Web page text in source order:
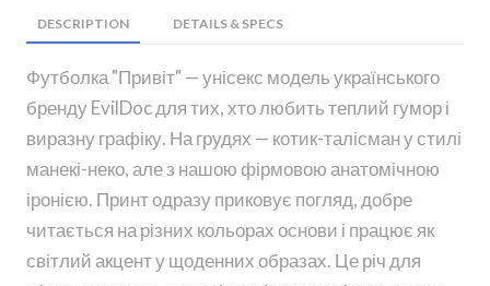
DESCRIPTION DETAILS & SPECS
Футболка "Привіт" — унісекс модель українського
бренду EvilDoc для тих, хто любить теплий гумор і
виразну графіку. На грудях — котик-талісман у стилі
манекі-неко, але з нашою фірмовою анатомічною
іронією. Принт одразу приковує погляд, добре
читається на різних кольорах основи і працює як
світлий акцент у щоденних образах. Це річ для